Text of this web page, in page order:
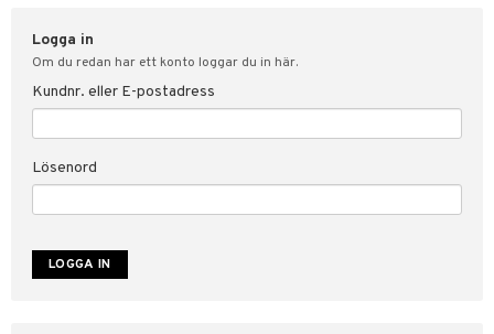
Fitness
Hem & Inredning
Leksaker, Barn & Baby
Varumärken
Logga in
Om du redan har ett konto loggar du in här.
Kundnr. eller E-postadress
Lösenord
svar